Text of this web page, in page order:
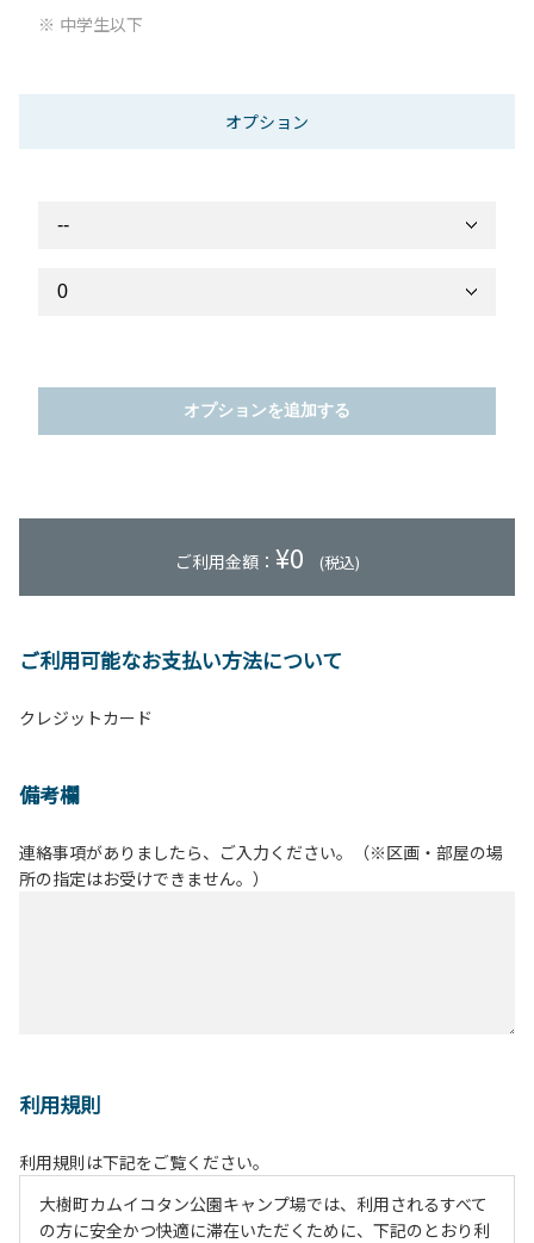
中学生以下
オプション
オプションを追加する
ご利用金額： ¥0 (税込)
ご利用可能なお支払い方法について
クレジットカード
備考欄
連絡事項がありましたら、ご入力ください。（※区画・部屋の場
所の指定はお受けできません。）
利用規則
利用規則は下記をご覧ください。
大樹町カムイコタン公園キャンプ場では、利用されるすべて
の方に安全かつ快適に滞在いただくために、下記のとおり利